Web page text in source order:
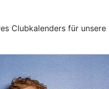
Clubkalenders für unsere